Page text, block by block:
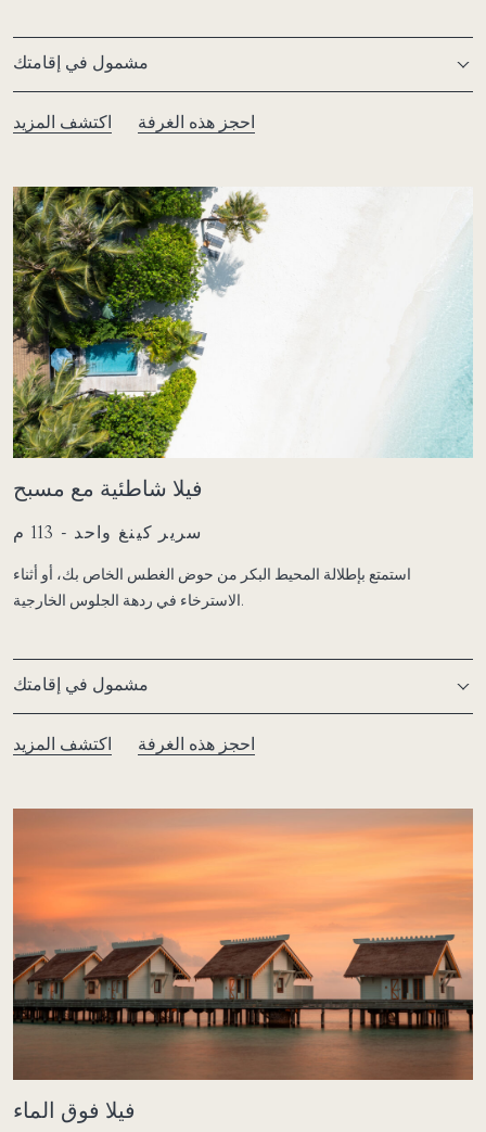
مشمول في إقامتك
اكتشف المزيد احجز هذه الغرفة
فيلا شاطئية مع مسبح
سرير كينغ واحد - 113 م
استمتع بإطلالة المحيط البكر من حوض الغطس الخاص بك، أو أثناء
الاسترخاء في ردهة الجلوس الخارجية.
مشمول في إقامتك
اكتشف المزيد احجز هذه الغرفة
فيلا فوق الماء